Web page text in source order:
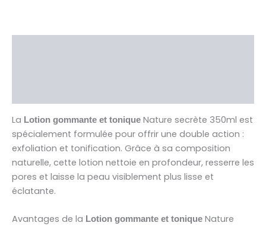
La Lotion gommante et tonique Nature secrète 350ml est
spécialement formulée pour offrir une double action :
exfoliation et tonification. Grâce à sa composition
naturelle, cette lotion nettoie en profondeur, resserre les
pores et laisse la peau visiblement plus lisse et
éclatante.
Avantages de la Lotion gommante et tonique Nature